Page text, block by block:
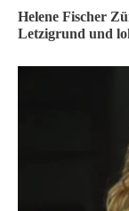
Helene Fischer
Letzigrund und